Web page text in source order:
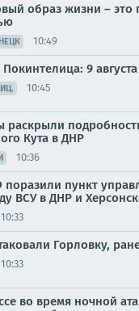
образ жизни – это
10:49
9
10:45
раскрыли
Кута в ДНР
10:36
пункт
ВСУ в ДНР и
10:33
Горловку,
10:33
во время ночной